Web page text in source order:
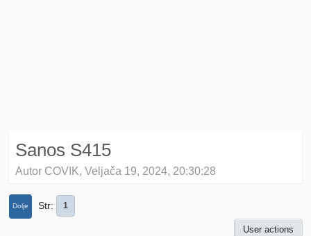
Sanos S415
Autor COVIK, Veljača 19, 2024, 20:30:28
Dolje Str 1
User actions